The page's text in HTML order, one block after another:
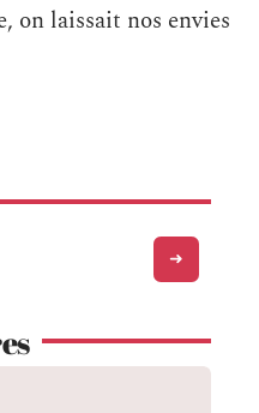
on laissait nos envies